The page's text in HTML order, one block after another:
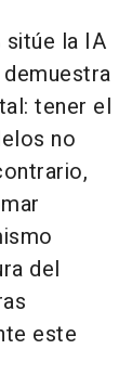
la IA
tener el
no
del
este